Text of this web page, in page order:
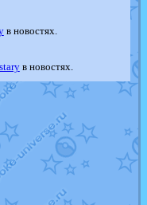
в новостях.
в новостях.